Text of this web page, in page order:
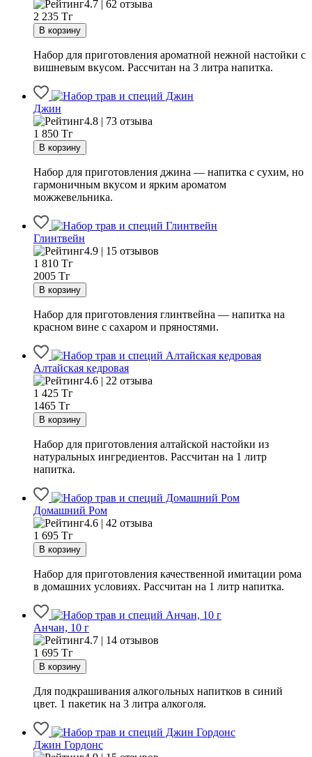
4.7 | 62 отзыва
2 235 Тг
Набор для приготовления ароматной нежной настойки с
вишневым вкусом. Рассчитан на 3 литра напитка.
Джин
4.8 | 73 отзыва
1 850 Тг
Набор для приготовления джина — напитка с сухим, но
гармоничным вкусом и ярким ароматом
можжевельника.
Глинтвейн
4.9 | 15 отзывов
1 810 Тг
2005 Тг
Набор для приготовления глинтвейна — напитка на
красном вине с сахаром и пряностями.
Алтайская кедровая
4.6 | 22 отзыва
1 425 Тг
1465 Тг
Набор для приготовления алтайской настойки из
натуральных ингредиентов. Рассчитан на 1 литр
напитка.
Домашний Ром
4.6 | 42 отзыва
1 695 Тг
Набор для приготовления качественной имитации рома
в домашних условиях. Рассчитан на 1 литр напитка.
Анчан, 10 г
4.7 | 14 отзывов
1 695 Тг
Для подкрашивания алкогольных напитков в синий
цвет. 1 пакетик на 3 литра алкоголя.
Джин Гордонс